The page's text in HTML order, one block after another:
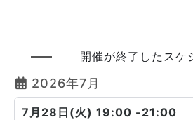
開催が終了したスケ
2026年7月
7月28日(火) 19:00 -21:00